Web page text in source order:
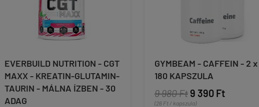
EVERBUILD NUTRITION - CGT
MAXX - KREATIN-GLUTAMIN-
TAURIN - MÁLNA ÍZBEN - 30
ADAG
GYMBEAM - CAFFEIN - 2 x
180 KAPSZULA
9 980 Ft9 390 Ft
(26 Ft / kapszula)